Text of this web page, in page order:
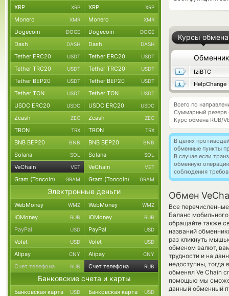
Курсы обмена
Обменник
IziBTC
HelpChange
Всего по
Суммарный резерв
Курс обмена RUB/
В целях
обменные пункты
В случае если
обменную
соблюдения
Обмен
Все
Баланс
обращайте также
названий
раз кликнуть
обменом валют,
трудности и на
недоступны,
обменял Ve Chain
помощью мы
данный обменный
XRP XRP XRP XRP
Monero XMR Monero XMR
Dogecoin DOGE Dogecoin DOGE
Dash DASH Dash DASH
Tether ERC20 USDT Tether ERC20 USDT
Tether TRC20 USDT Tether TRC20 USDT
Tether BEP20 USDT Tether BEP20 USDT
Tether TON USDT Tether TON USDT
USDC ERC20 USDC USDC ERC20 USDC
Zcash ZEC Zcash ZEC
TRON TRX TRON TRX
BNB BEP20 BNB BNB BEP20 BNB
Solana SOL Solana SOL
VeChain VET VeChain VET
Gram (Toncoin) GRAM Gram (Toncoin) GRAM
Электронные деньги
WebMoney WMZ WebMoney WMZ
ЮMoney RUB ЮMoney RUB
PayPal USD PayPal USD
Volet USD Volet USD
Alipay CNY Alipay CNY
Счет телефона RUB Счет телефона RUB
Банковские счета и карты
Банковская карта USD Банковская карта USD